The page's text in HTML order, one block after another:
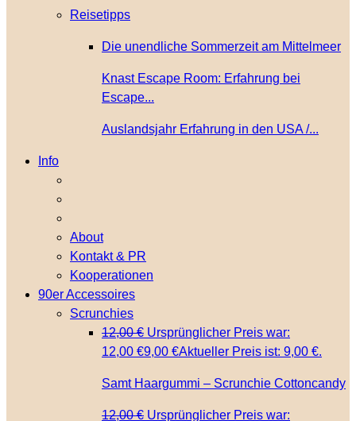
Reisetipps
Die unendliche Sommerzeit am Mittelmeer
Knast Escape Room: Erfahrung bei
Escape...
Auslandsjahr Erfahrung in den USA /...
Info
About
Kontakt & PR
Kooperationen
90er Accessoires
Scrunchies
12,00€ Ursprünglicher Preis war:
12,00 €9,00 €Aktueller Preis ist: 9,00 €.
Samt Haargummi – Scrunchie Cottoncandy
12,00€ Ursprünglicher Preis war: